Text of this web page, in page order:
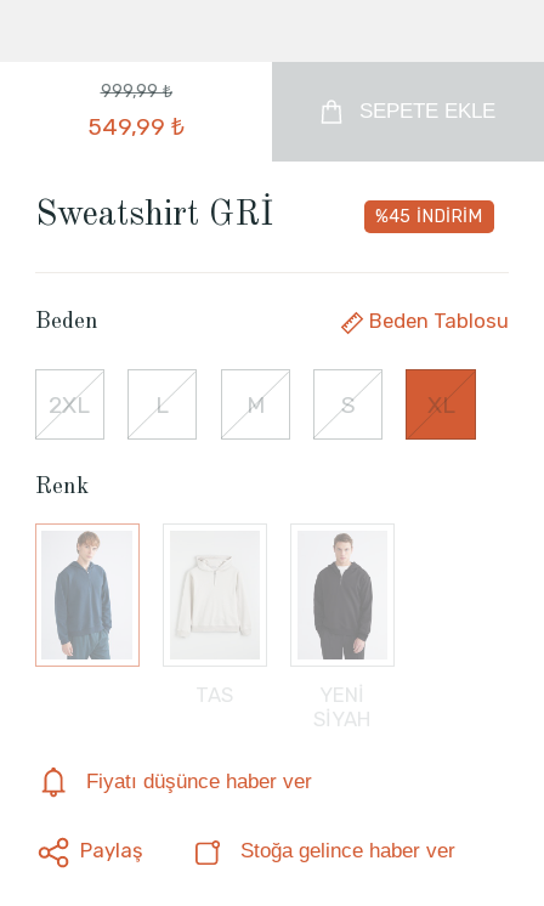
999,99 ₺
549,99 ₺
SEPETE EKLE
Sweatshirt GRİ %45 İNDİRİM
Beden Beden Tablosu
2XL L M S XL
Renk
TAS
YENİ
SİYAH
Fiyatı düşünce haber ver
Paylaş Stoğa gelince haber ver